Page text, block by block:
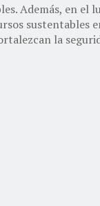
Además, en
sustentables
la